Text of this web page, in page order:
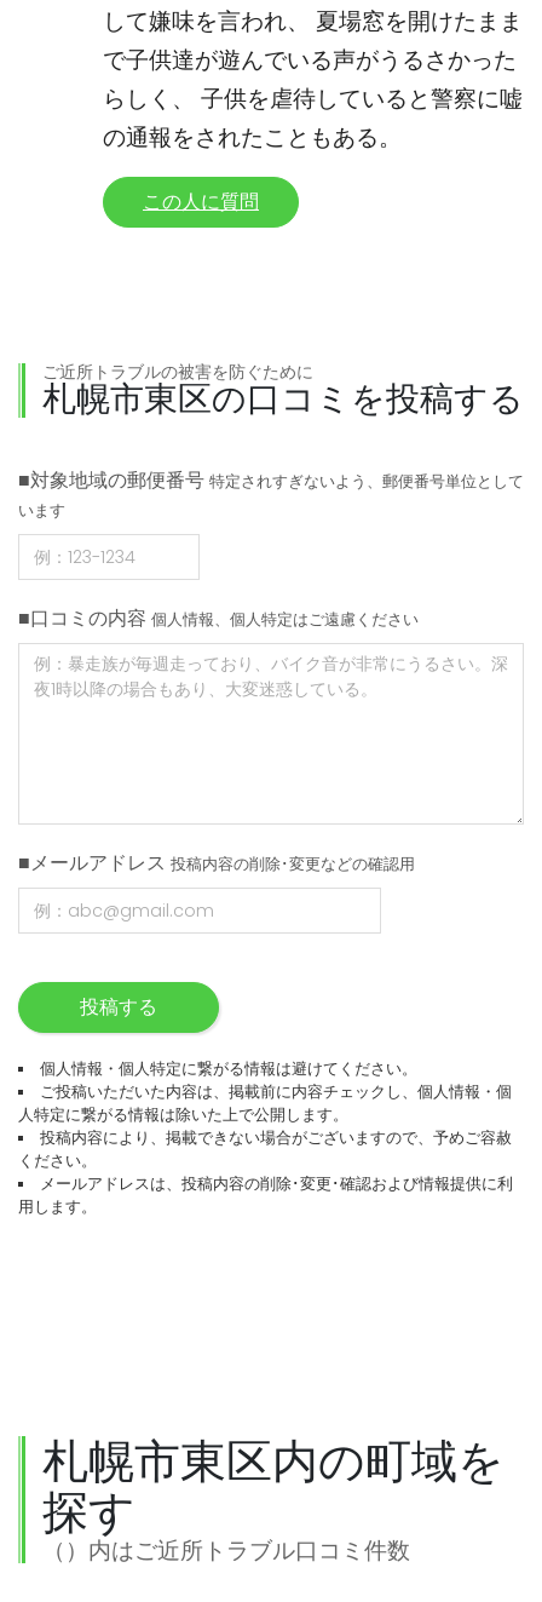
して嫌味を言われ、 夏場窓を開けたまま
で子供達が遊んでいる声がうるさかった
らしく、 子供を虐待していると警察に嘘
の通報をされたこともある。
この人に質問
ご近所トラブルの被害を防ぐために
札幌市東区の口コミを投稿する
■対象地域の郵便番号 特定されすぎないよう、郵便番号単位として
います
■口コミの内容 個人情報、個人特定はご遠慮ください
■メールアドレス 投稿内容の削除･変更などの確認用
投稿する
個人情報・個人特定に繋がる情報は避けてください。
ご投稿いただいた内容は、掲載前に内容チェックし、個人情報・個
人特定に繋がる情報は除いた上で公開します。
投稿内容により、掲載できない場合がございますので、予めご容赦
ください。
メールアドレスは、投稿内容の削除･変更･確認および情報提供に利
用します。
札幌市東区内の町域を
探す
（）内はご近所トラブル口コミ件数